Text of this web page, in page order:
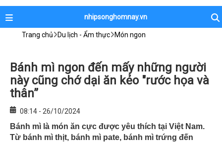
nhipsonghomnay.vn
Trang chủ Du lịch - Ẩm thực Món ngon
Bánh mì ngon đến mấy những người
này cũng chớ dại ăn kẻo "rước họa và
thân”
08:14 - 26/10/2024
Bánh mì là món ăn cực được yêu thích tại Việt Nam.
Từ bánh mì thịt, bánh mì pate, bánh mì trứng đến